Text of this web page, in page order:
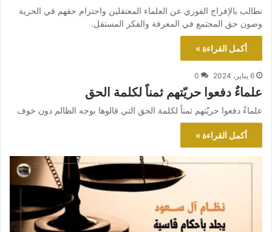
نطالب بالإفراج الفوري عن العلماء المعتقلين واحترام حقهم في الحرية
وصون حق المجتمع في المعرفة والفكر المستقل.
أكمل القراءة »
6 يناير، 2024 0
علماءٌ دفعوا حريّتهم ثمناً لكلمة الحق
علماءٌ دفعوا حريّتهم ثمناً لكلمة الحق التي قالوها بوجه الظالم دون خوف
أكمل القراءة »